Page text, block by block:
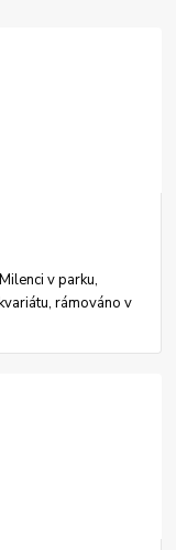
v parku,
rámováno v